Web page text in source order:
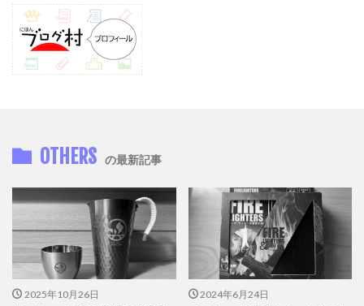
OTHERS の最新記事
2025年10月26日 2024年6月24日